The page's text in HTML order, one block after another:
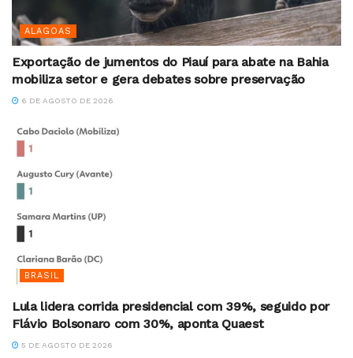
ALAGOAS
Exportação de jumentos do Piauí para abate na Bahia
mobiliza setor e gera debates sobre preservação
6 DE AGOSTO DE 2026
BRASIL
Lula lidera corrida presidencial com 39%, seguido por
Flávio Bolsonaro com 30%, aponta Quaest
5 DE AGOSTO DE 2026